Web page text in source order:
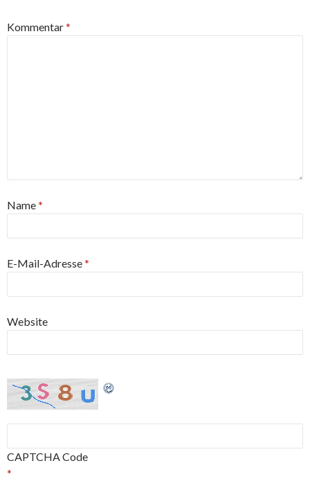
Kommentar*
Name*
E-Mail-Adresse*
Website
CAPTCHA Code
*